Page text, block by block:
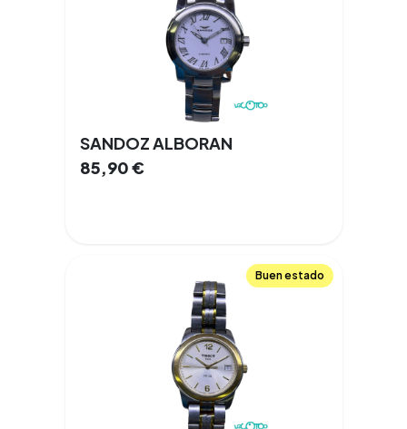
SANDOZ ALBORAN
85,90€
Buen estado